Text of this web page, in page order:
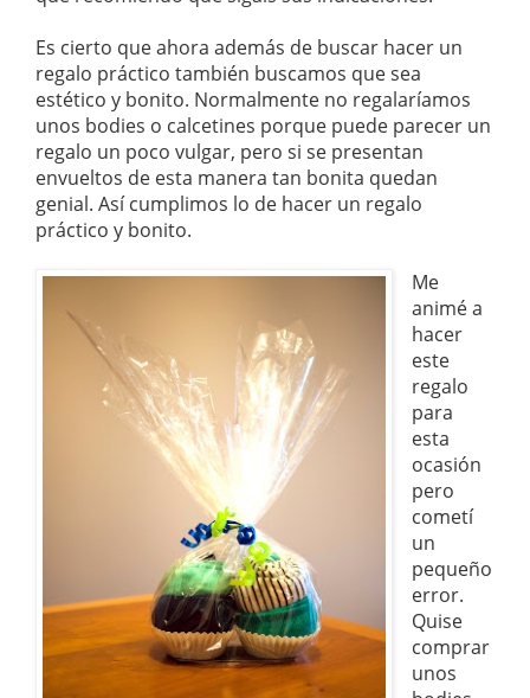
Es cierto que ahora además de buscar hacer un
regalo práctico también buscamos que sea
estético y bonito. Normalmente no regalaríamos
unos bodies o calcetines porque puede parecer un
regalo un poco vulgar, pero si se presentan
envueltos de esta manera tan bonita quedan
genial. Así cumplimos lo de hacer un regalo
práctico y bonito.
Me
animé a
hacer
este
regalo
para
esta
ocasión
pero
cometí
un
pequeño
error.
Quise
comprar
unos